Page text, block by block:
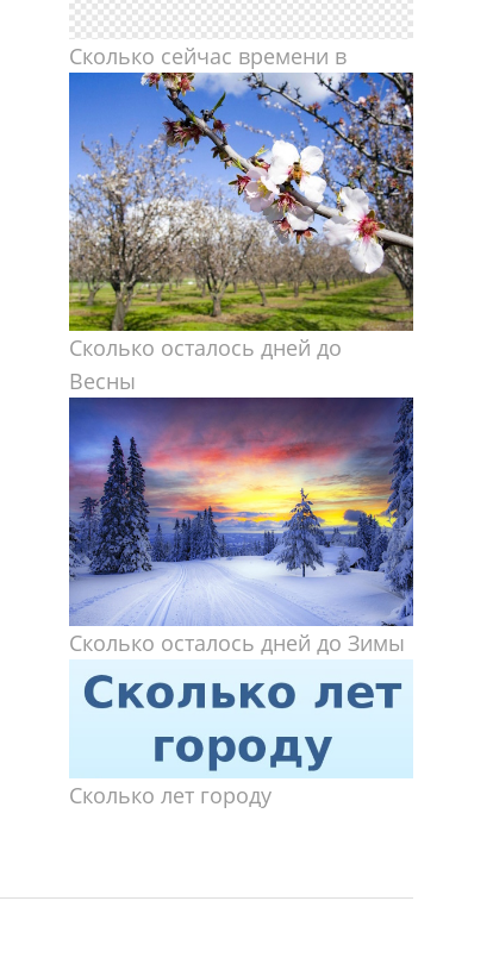
Сколько сейчас времени в
Сколько осталось дней до
Весны
Сколько осталось дней до Зимы
Сколько лет городу